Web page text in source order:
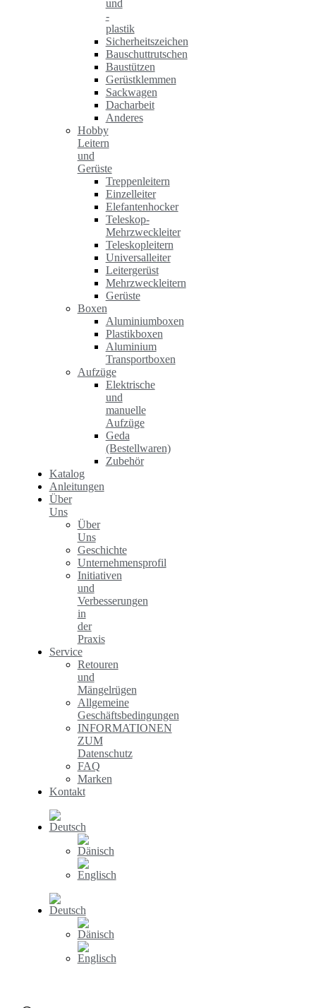
und
-
plastik
Sicherheitszeichen
Bauschuttrutschen
Baustützen
Gerüstklemmen
Sackwagen
Dacharbeit
Anderes
Hobby
Leitern
und
Gerüste
Treppenleitern
Einzelleiter
Elefantenhocker
Teleskop-
Mehrzweckleiter
Teleskopleitern
Universalleiter
Leitergerüst
Mehrzweckleitern
Gerüste
Boxen
Aluminiumboxen
Plastikboxen
Aluminium
Transportboxen
Aufzüge
Elektrische
und
manuelle
Aufzüge
Geda
(Bestellwaren)
Zubehör
Katalog
Anleitungen
Über
Uns
Über
Uns
Geschichte
Unternehmensprofil
Initiativen
und
Verbesserungen
in
der
Praxis
Service
Retouren
und
Mängelrügen
Allgemeine
Geschäftsbedingungen
INFORMATIONEN
ZUM
Datenschutz
FAQ
Marken
Kontakt